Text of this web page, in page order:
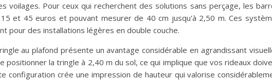
voilages. Pour ceux qui recherchent des solutions sans perçage, les
et 45 euros et pouvant mesurer de 40 cm jusqu'à 2,50 m. Ces
pour des installations légères en double couche.
au plafond présente un avantage considérable en agrandissant
positionner la tringle à 2,40 m du sol, ce qui implique que vos rideaux
configuration crée une impression de hauteur qui valorise